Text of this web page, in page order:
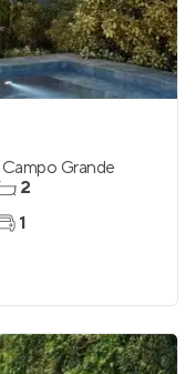
Campo Grande
2
1